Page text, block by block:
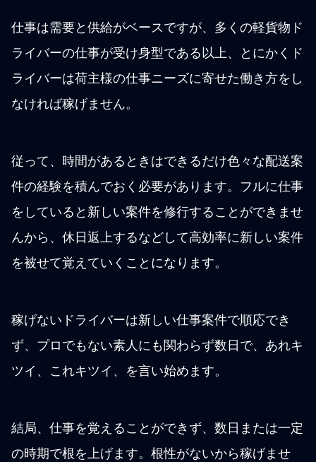
仕事は需要と供給がベースですが、多くの軽貨物ド
ライバーの仕事が受け身型である以上、とにかくド
ライバーは荷主様の仕事ニーズに寄せた働き方をし
なければ稼げません。
従って、時間があるときはできるだけ色々な配送案
件の経験を積んでおく必要があります。フルに仕事
をしていると新しい案件を修行することができませ
んから、休日返上するなどして高効率に新しい案件
を被せて覚えていくことになります。
稼げないドライバーは新しい仕事案件で順応でき
ず、プロでもない素人にも関わらず数日で、あれキ
ツイ、これキツイ、を言い始めます。
結局、仕事を覚えることができず、数日または一定
の時期で根を上げます。根性がないから稼げませ